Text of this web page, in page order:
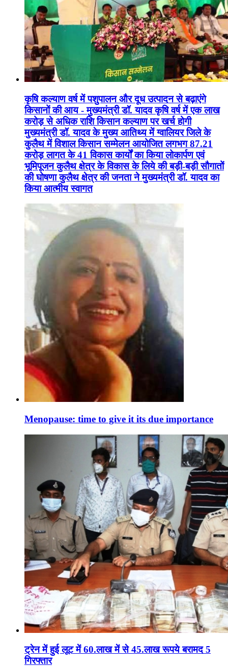
कृषि कल्याण वर्ष में पशुपालन और दूध उत्पादन से बढ़ाएंगे
किसानों की आय - मुख्यमंत्री डॉ. यादव कृषि वर्ष में एक लाख
करोड़ से अधिक राशि किसान कल्याण पर खर्च होगी
मुख्यमंत्री डॉ. यादव के मुख्य आतिथ्य में ग्वालियर जिले के
कुलैथ में विशाल किसान सम्मेलन आयोजित लगभग 87.21
करोड़ लागत के 41 विकास कार्यों का किया लोकार्पण एवं
भूमिपूजन कुलैथ क्षेत्र के विकास के लिये की बड़ी-बड़ी सौगातों
की घोषणा कुलैथ क्षेत्र की जनता ने मुख्यमंत्री डॉ. यादव का
किया आत्मीय स्वागत
Menopause: time to give it its due importance
ट्रेन में हुई लूट में 60.लाख में से 45.लाख रूपये बरामद 5
गिरफ्तार